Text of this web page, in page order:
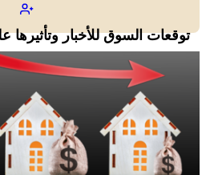
توقعات السوق للأخبار وتأثيرها